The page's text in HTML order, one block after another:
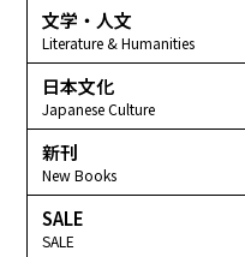
文学・人文
Literature & Humanities
日本文化
Japanese Culture
新刊
New Books
SALE
SALE